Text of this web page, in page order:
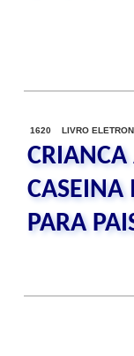
1620 LIVRO
CASEINA
PARA